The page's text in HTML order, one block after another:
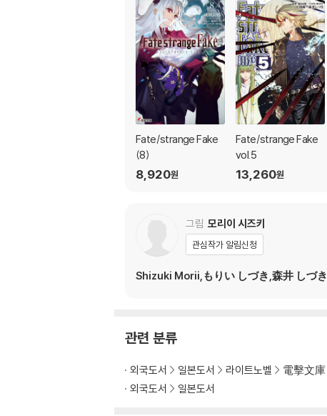
Fate/strange Fake
(8)
8,920원
Fate/strange Fake
vol.5
13,260원
그림 모리이 시즈키
관심작가 알림신청
Shizuki Morii,もりい しづき,森井 しづき
관련 분류
외국도서 일본도서 라이트노벨
電擊文庫
외국도서
일본도서